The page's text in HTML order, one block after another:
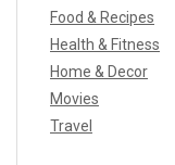
Food & Recipes
Health & Fitness
Home & Decor
Movies
Travel